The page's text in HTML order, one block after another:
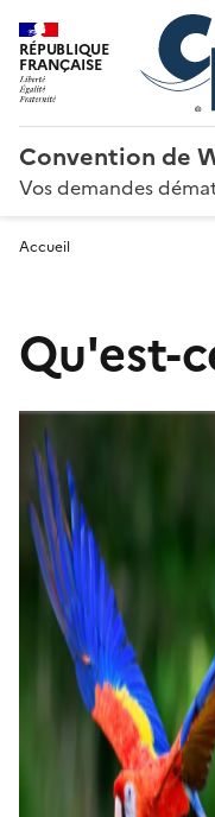
RÉPUBLIQUE
FRANÇAISE
Convention de
Vos demandes
Accueil
Qu'est-